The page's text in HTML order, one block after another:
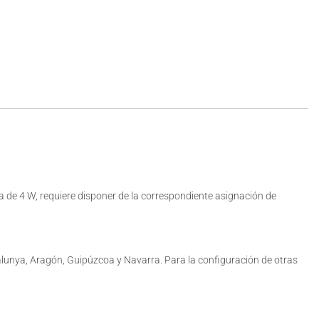
4 W, requiere disponer de la correspondiente asignación de
Aragón, Guipúzcoa y Navarra. Para la configuración de otras